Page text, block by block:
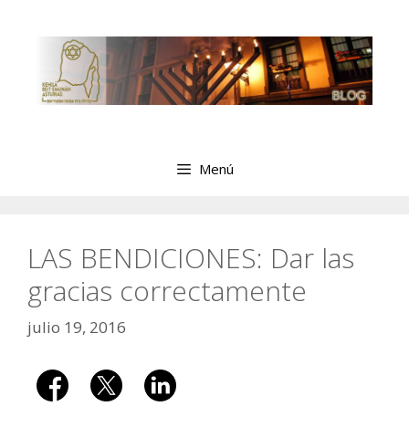
contenido
Menú
LAS BENDICIONES: Dar las
gracias correctamente
julio 19, 2016